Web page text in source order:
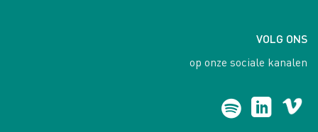
VOLG ONS
op onze sociale kanalen